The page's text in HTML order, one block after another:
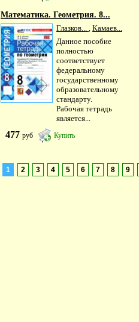
Математика. Геометрия. 8...
Глазков... , Камаев...
Данное пособие
полностью
соответствует
федеральному
государственному
образовательному
стандарту.
Рабочая тетрадь
является...
477 руб Купить
1 2 3 4 5 6 7 8 9